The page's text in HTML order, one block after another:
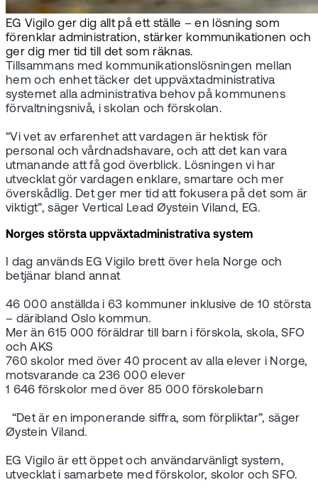
EG Vigilo ger dig allt på ett ställe – en lösning som
förenklar administration, stärker kommunikationen och
ger dig mer tid till det som räknas.
Tillsammans med kommunikationslösningen mellan
hem och enhet täcker det uppväxtadministrativa
systemet alla administrativa behov på kommunens
förvaltningsnivå, i skolan och förskolan.
“Vi vet av erfarenhet att vardagen är hektisk för
personal och vårdnadshavare, och att det kan vara
utmanande att få god överblick. Lösningen vi har
utvecklat gör vardagen enklare, smartare och mer
överskådlig. Det ger mer tid att fokusera på det som är
viktigt”, säger Vertical Lead Øystein Viland, EG.
Norges största uppväxtadministrativa system
I dag används EG Vigilo brett över hela Norge och
betjänar bland annat
46 000 anställda i 63 kommuner inklusive de 10 största
– däribland Oslo kommun.
Mer än 615 000 föräldrar till barn i förskola, skola, SFO
och AKS
760 skolor med över 40 procent av alla elever i Norge,
motsvarande ca 236 000 elever
1 646 förskolor med över 85 000 förskolebarn
“Det är en imponerande siffra, som förpliktar”, säger
Øystein Viland.
EG Vigilo är ett öppet och användarvänligt system,
utvecklat i samarbete med förskolor, skolor och SFO.